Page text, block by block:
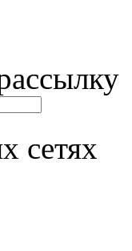
сетях